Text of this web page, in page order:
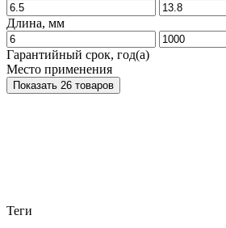
Длина, мм
Гарантийный срок, год(а)
Место применения
Показать 26 товаров
Теги